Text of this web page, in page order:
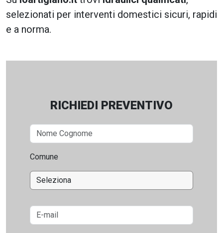
selezionati per interventi domestici sicuri, rapidi
e a norma.
RICHIEDI PREVENTIVO
Comune